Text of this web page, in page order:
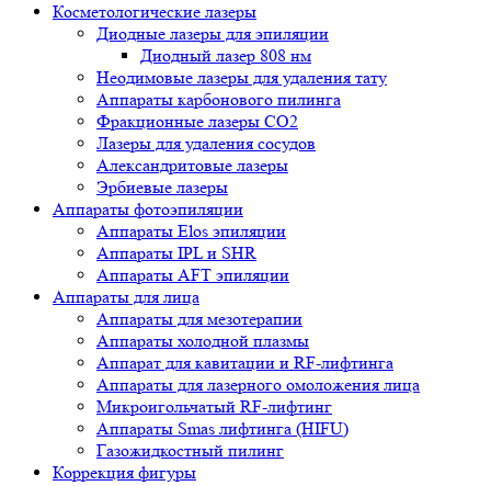
Косметологические лазеры
Диодные лазеры для эпиляции
Диодный лазер 808 нм
Неодимовые лазеры для удаления тату
Аппараты карбонового пилинга
Фракционные лазеры CO2
Лазеры для удаления сосудов
Александритовые лазеры
Эрбиевые лазеры
Аппараты фотоэпиляции
Аппараты Elos эпиляции
Аппараты IPL и SHR
Аппараты AFT эпиляции
Аппараты для лица
Аппараты для мезотерапии
Аппараты холодной плазмы
Аппарат для кавитации и RF-лифтинга
Аппараты для лазерного омоложения лица
Микроигольчатый RF-лифтинг
Аппараты Smas лифтинга (HIFU)
Газожидкостный пилинг
Коррекция фигуры